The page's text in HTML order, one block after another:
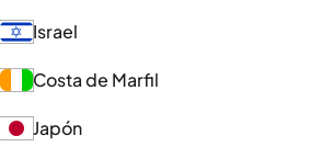
Israel
Costa de Marfil
Japón